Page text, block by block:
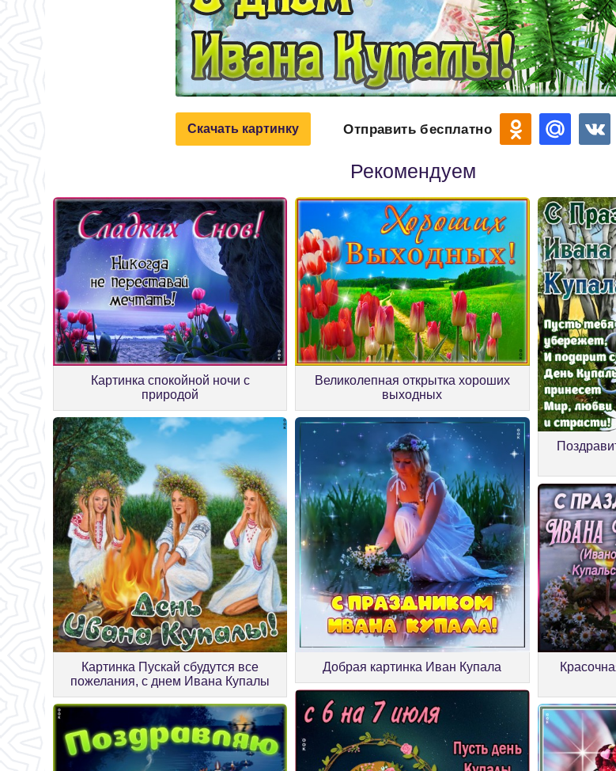
Скачать картинку Отправить бесплатно
Рекомендуем
Картинка спокойной ночи с
природой
Великолепная открытка хороших
выходных
Картинка Пускай сбудутся все
пожелания, с днем Ивана Купалы
Добрая картинка Иван Купала